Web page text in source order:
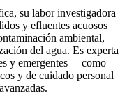
su labor investigadora
y efluentes acuosos
ambiental,
del agua. Es experta
y emergentes —como
y de cuidado personal